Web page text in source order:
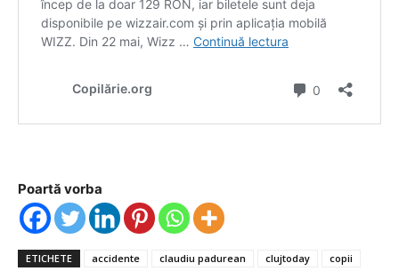
Poartă vorba
ETICHETE accidente claudiu padurean clujtoday
copii